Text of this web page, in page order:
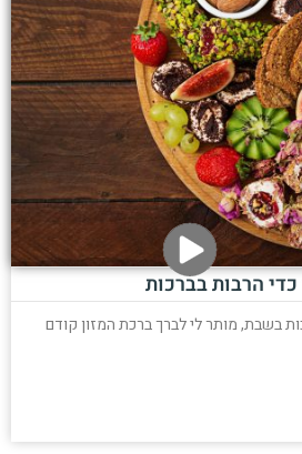
הרבות בברכות
בשבת, מותר לי לברך ברכת המזון קודם